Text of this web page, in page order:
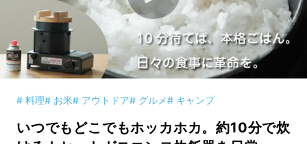
# 料理# お米# アウトドア# グルメ# キャンプ
いつでもどこでもホッカホカ。約10分で炊